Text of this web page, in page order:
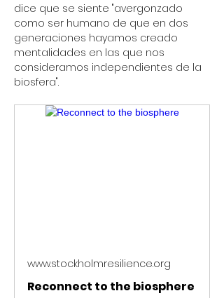
dice que se siente "avergonzado
como ser humano de que en dos
generaciones hayamos creado
mentalidades en las que nos
consideramos independientes de la
biosfera".
www.stockholmresilience.org
Reconnect to the biosphere